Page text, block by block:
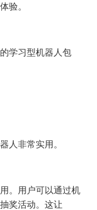
验。
学习型机器人包
人非常实用。
。用户可以通过机
奖活动。这让